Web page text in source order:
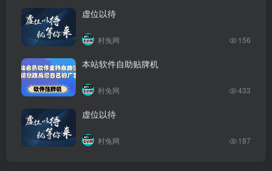
虚位以待
村兔网 156
本站软件自助贴牌机
村兔网 433
虚位以待
村兔网 187